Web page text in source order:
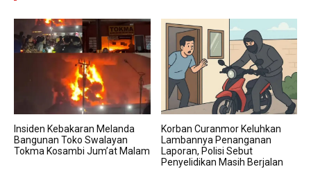
Insiden Kebakaran Melanda
Bangunan Toko Swalayan
Tokma Kosambi Jum’at Malam
Korban Curanmor Keluhkan
Lambannya Penanganan
Laporan, Polisi Sebut
Penyelidikan Masih Berjalan